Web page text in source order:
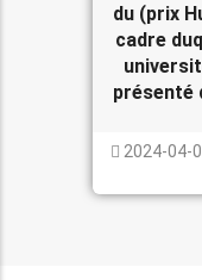
du (prix
cadre
présenté
2024-04-